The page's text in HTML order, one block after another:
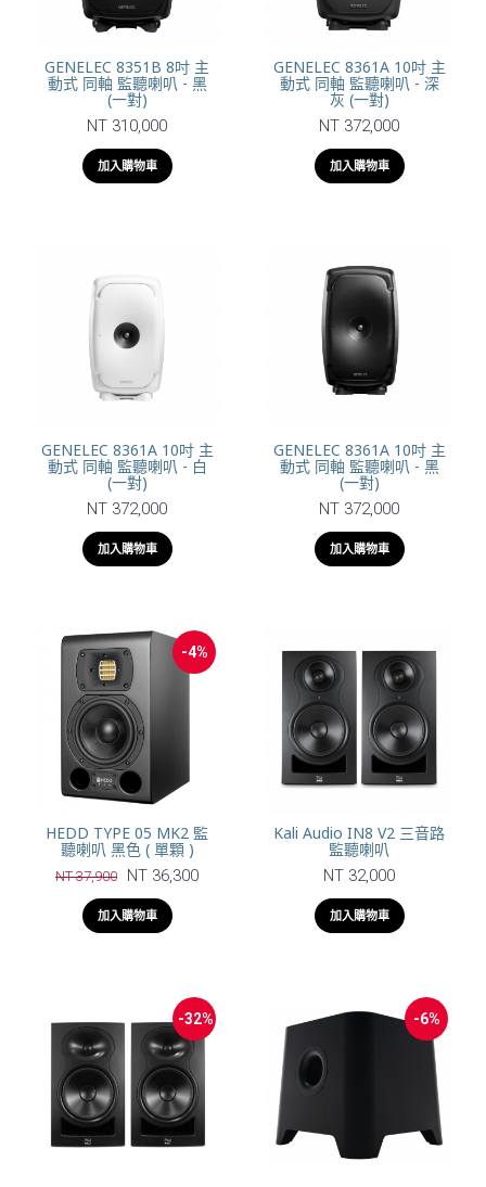
GENELEC 8351B 8吋 主
動式 同軸 監聽喇叭 - 黑
(一對)
NT 310,000
加入購物車
GENELEC 8361A 10吋 主
動式 同軸 監聽喇叭 - 深
灰 (一對)
NT 372,000
加入購物車
GENELEC 8361A 10吋 主
動式 同軸 監聽喇叭 - 白
(一對)
NT 372,000
加入購物車
GENELEC 8361A 10吋 主
動式 同軸 監聽喇叭 - 黑
(一對)
NT 372,000
加入購物車
-4%
HEDD TYPE 05 MK2 監
聽喇叭 黑色 ( 單顆 )
NT 37,900 NT 36,300
加入購物車
Kali Audio IN8 V2 三音路
監聽喇叭
NT 32,000
加入購物車
-32% -6%